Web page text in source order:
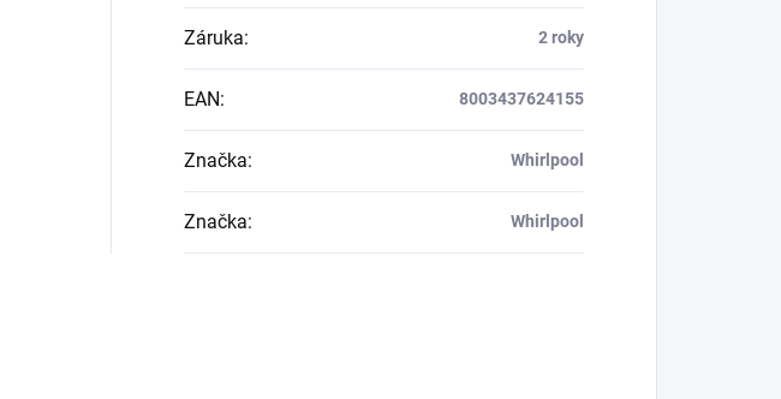
Záruka: 2 roky
EAN: 8003437624155
Značka: Whirlpool
Značka: Whirlpool